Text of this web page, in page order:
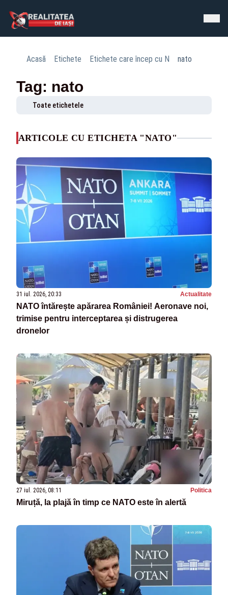
Acasă Etichete Etichete care încep cu N nato
Tag: nato
Toate etichetele
ARTICOLE CU ETICHETA "NATO"
31 iul. 2026, 20:33 Actualitate
NATO întărește apărarea României! Aeronave noi,
trimise pentru interceptarea și distrugerea
dronelor
27 iul. 2026, 08:11 Politica
Miruță, la plajă în timp ce NATO este în alertă